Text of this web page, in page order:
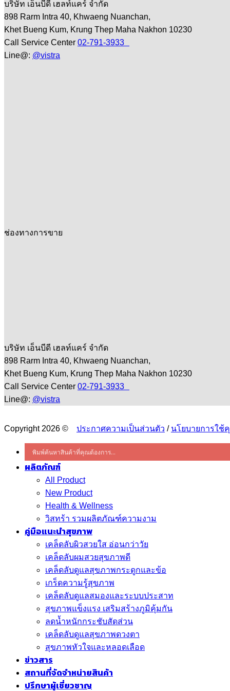
บริษัท เอ็นบีดี เฮลท์แคร์ จำกัด
898 Rarm Intra 40, Khwaeng Nuanchan,
Khet Bueng Kum, Krung Thep Maha Nakhon 10230
Call Service Center 02-791-3933
Line@: @vistra
ช่องทางการขาย
บริษัท เอ็นบีดี เฮลท์แคร์ จำกัด
898 Rarm Intra 40, Khwaeng Nuanchan,
Khet Bueng Kum, Krung Thep Maha Nakhon 10230
Call Service Center 02-791-3933
Line@: @vistra
Copyright 2026 © ประกาศความเป็นส่วนตัว / นโยบายการใช้
ผลิตภัณฑ์
All Product
New Product
Health & Wellness
วิสทร้า รวมผลิตภัณฑ์ความงาม
คู่มือแนะนำสุขภาพ
เคล็ดลับผิวสวยใส อ่อนกว่าวัย
เคล็ดลับผมสวยสุขภาพดี
เคล็ดลับดูแลสุขภาพกระดูกและข้อ
เกร็ดความรู้สุขภาพ
เคล็ดลับดูแลสมองและระบบประสาท
สุขภาพแข็งแรง เสริมสร้างภูมิคุ้มกัน
ลดน้ำหนักกระชับสัดส่วน
เคล็ดลับดูแลสุขภาพดวงตา
สุขภาพหัวใจและหลอดเลือด
ข่าวสาร
สถานที่จัดจำหน่ายสินค้า
ปรึกษาผู้เชี่ยวชาญ